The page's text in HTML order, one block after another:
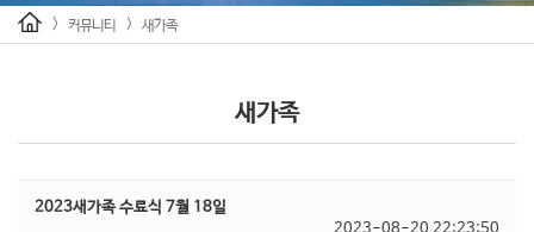
> 커뮤니티 > 새가족
새가족
2023새가족 수료식 7월 18일